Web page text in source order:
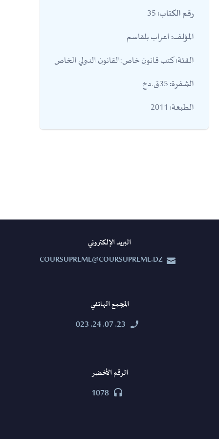
رقم الكتاب:
المؤلف: اعراب بلقاسم
الفئة:كتب قانون خاص:القانون الدولي الخاص
الشفرة:
الطبعة:
البريد الإلكتروني


COURSUPREME@COURSUPREME.DZ
المجمع الهاتفي


23. 07. 24. 023
الرقم الأخضر


1078